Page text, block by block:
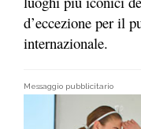
d’eccezione per il
internazionale.
Messaggio pubblicitario